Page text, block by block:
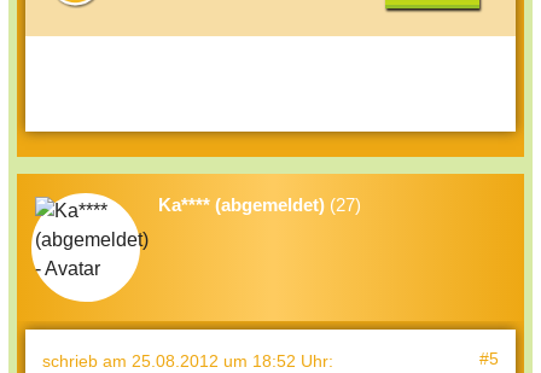
Ka**** (abgemeldet) (27)
schrieb am 25.08.2012 um 18:52 Uhr: #5